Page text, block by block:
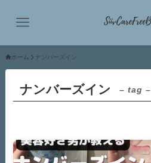
ホーム ナンバーズイン
ナンバーズイン – tag –